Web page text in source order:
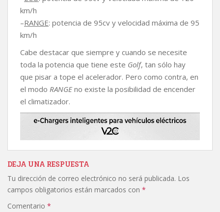
km/h
–RANGE: potencia de 95cv y velocidad máxima de 95
km/h
Cabe destacar que siempre y cuando se necesite
toda la potencia que tiene este Golf, tan sólo hay
que pisar a tope el acelerador. Pero como contra, en
el modo RANGEno existe la posibilidad de encender
el climatizador.
DEJA UNA RESPUESTA
Tu dirección de correo electrónico no será publicada. Los
campos obligatorios están marcados con *
Comentario *